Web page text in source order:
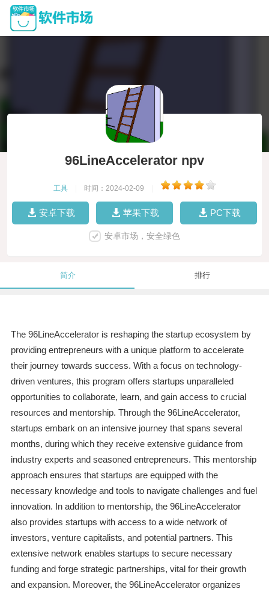
96LineAccelerator npv
工具 时间：2024-02-09
安卓下载 苹果下载 PC下载
安卓市场，安全绿色
简介 排行
The 96LineAccelerator is reshaping the startup ecosystem by
providing entrepreneurs with a unique platform to accelerate
their journey towards success. With a focus on technology-
driven ventures, this program offers startups unparalleled
opportunities to collaborate, learn, and gain access to crucial
resources and mentorship. Through the 96LineAccelerator,
startups embark on an intensive journey that spans several
months, during which they receive extensive guidance from
industry experts and seasoned entrepreneurs. This mentorship
approach ensures that startups are equipped with the
necessary knowledge and tools to navigate challenges and fuel
innovation. In addition to mentorship, the 96LineAccelerator
also provides startups with access to a wide network of
investors, venture capitalists, and potential partners. This
extensive network enables startups to secure necessary
funding and forge strategic partnerships, vital for their growth
and expansion. Moreover, the 96LineAccelerator organizes